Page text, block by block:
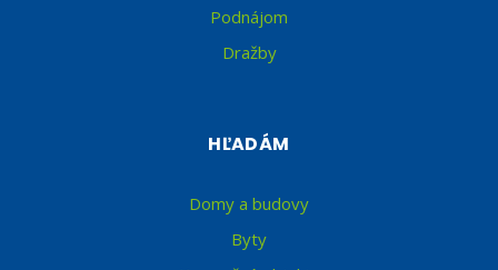
Podnájom
Dražby
HĽADÁM
Domy a budovy
Byty